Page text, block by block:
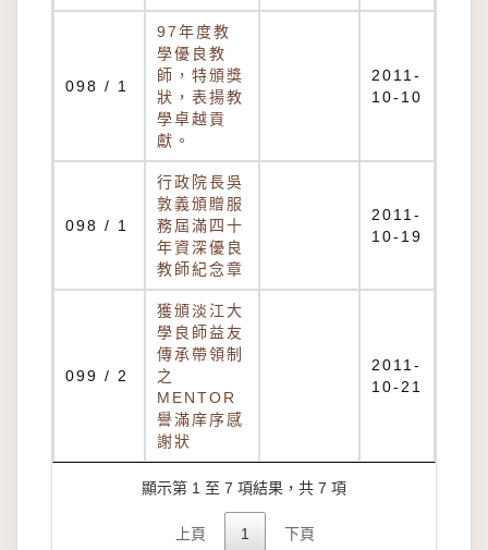
098 / 1
97年度教
學優良教
師，特頒獎
狀，表揚教
學卓越貢
獻。
2011-
10-10
098 / 1
行政院長吳
敦義頒贈服
務屆滿四十
年資深優良
教師紀念章
2011-
10-19
099 / 2
獲頒淡江大
學良師益友
傳承帶領制
之
MENTOR
譽滿庠序感
謝狀
2011-
10-21
顯示第 1 至 7 項結果，共 7 項
上頁 1 下頁